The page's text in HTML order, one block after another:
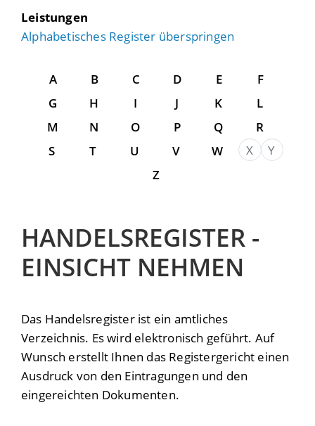
Leistungen
Alphabetisches Register überspringen
A B C D E
F
G
H I J K
L
M
N O P Q
R
S
T U V W X
Y
Z
HANDELSREGISTER -
EINSICHT NEHMEN
Das Handelsregister ist ein amtliches
Verzeichnis. Es wird elektronisch geführt. Auf
Wunsch erstellt Ihnen das Registergericht einen
Ausdruck von den Eintragungen und den
eingereichten Dokumenten.